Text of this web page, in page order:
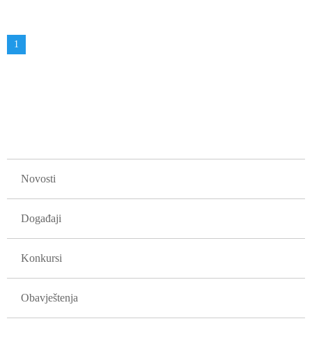
Obilježavanje
strana
Aktuelna
1
Novosti
Događaji
Konkursi
Obavještenja